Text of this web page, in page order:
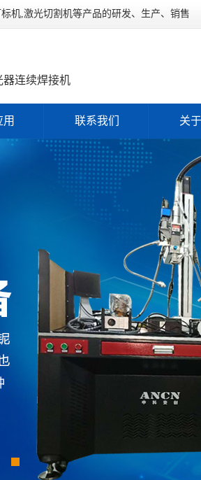
机,激光切割机等产品的研发、生产、销售
器连续焊接机
联系我们 关